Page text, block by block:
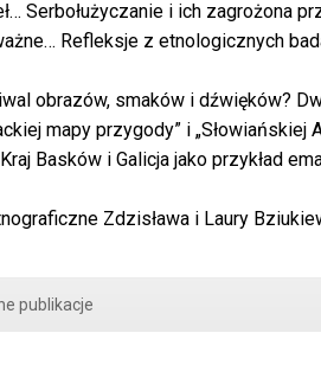
Serbołużyczanie i ich zagrożona
Refleksje z etnologicznych
obrazów, smaków i dźwięków?
mapy przygody” i „Słowiańskiej
Basków i Galicja jako przykład
Zdzisława i Laury
publikacje